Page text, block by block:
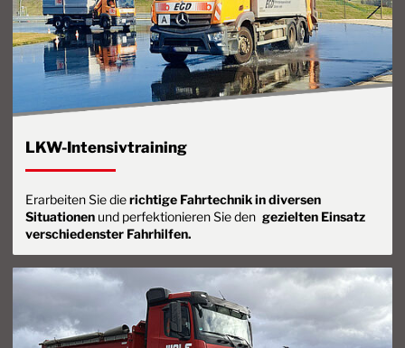
LKW-Intensivtraining
Erarbeiten Sie dierichtige Fahrtechnik in diversen
Situationen und perfektionieren Sie den gezielten Einsatz
verschiedenster Fahrhilfen.